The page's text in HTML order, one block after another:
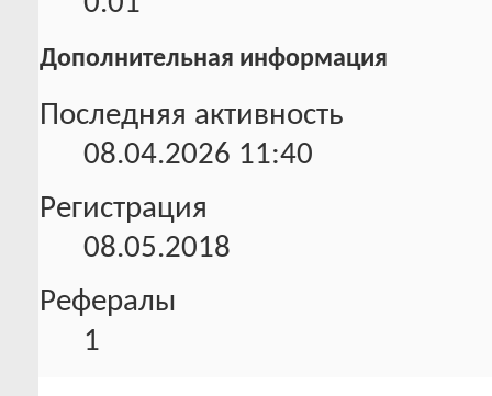
Дополнительная информация
Последняя активность
08.04.2026 11:40
Регистрация
08.05.2018
Рефералы
1